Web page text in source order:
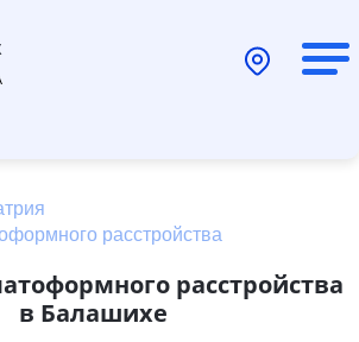
расстройства
расстройства
в Балашихе